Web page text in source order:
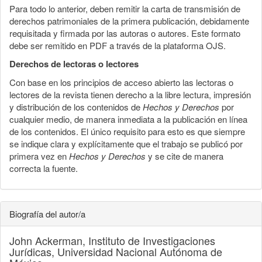
Para todo lo anterior, deben remitir la carta de transmisión de
derechos patrimoniales de la primera publicación, debidamente
requisitada y firmada por las autoras o autores. Este formato
debe ser remitido en PDF a través de la plataforma OJS.
Derechos de lectoras o lectores
Con base en los principios de acceso abierto las lectoras o
lectores de la revista tienen derecho a la libre lectura, impresión
y distribución de los contenidos deHechos y Derechos por
cualquier medio, de manera inmediata a la publicación en línea
de los contenidos. El único requisito para esto es que siempre
se indique clara y explícitamente que el trabajo se publicó por
primera vez enHechos y Derechos y se cite de manera
correcta la fuente.
Biografía del autor/a
John Ackerman, Instituto de Investigaciones
Jurídicas, Universidad Nacional Autónoma de